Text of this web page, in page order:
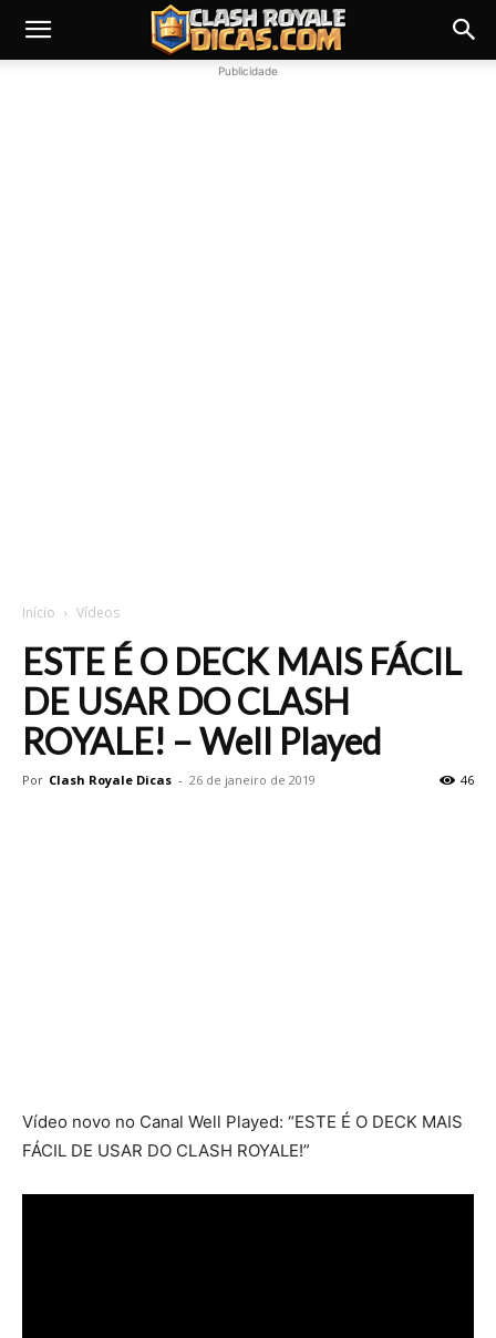
Publicidade
Início Vídeos
ESTE É O DECK MAIS FÁCIL
DE USAR DO CLASH
ROYALE! – Well Played
Por Clash Royale Dicas - 26 de janeiro de 2019 46
Vídeo novo no Canal Well Played: “ESTE É O DECK MAIS
FÁCIL DE USAR DO CLASH ROYALE!”